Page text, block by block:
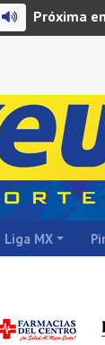
Próxima
Liga MX